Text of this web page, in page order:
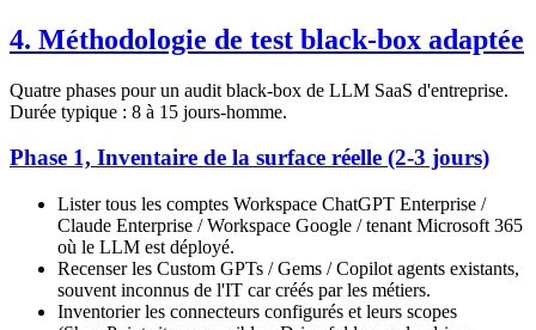
4. Méthodologie de test black-box adaptée
Quatre phases pour un audit black-box de LLM SaaS d'entreprise.
Durée typique : 8 à 15 jours-homme.
Phase 1, Inventaire de la surface réelle (2-3 jours)
Lister tous les comptes Workspace ChatGPT Enterprise /
Claude Enterprise / Workspace Google / tenant Microsoft 365
où le LLM est déployé.
Recenser les Custom GPTs / Gems / Copilot agents existants,
souvent inconnus de l'IT car créés par les métiers.
Inventorier les connecteurs configurés et leurs scopes